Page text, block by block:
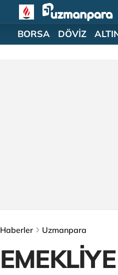
BORSA DÖVİZ
Haberler Uzmanpara